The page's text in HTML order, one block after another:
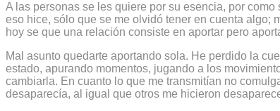
A las personas se les quiere por su esencia, por
eso hice, sólo que se me olvidó tener en cuenta algo;
hoy se que una relación consiste en aportar pero
Mal asunto quedarte aportando sola. He perdido la
estado, apurando momentos, jugando a los
cambiarla. En cuanto lo que me transmitían no
desaparecía, al igual que otros me hicieron